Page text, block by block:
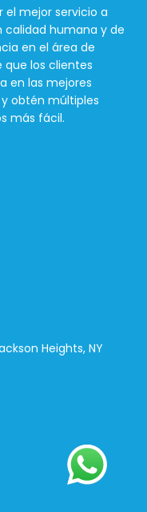
el mejor servicio a
calidad humana y de
en el área de
los clientes
en las mejores
obtén múltiples
más fácil.
Heights, NY